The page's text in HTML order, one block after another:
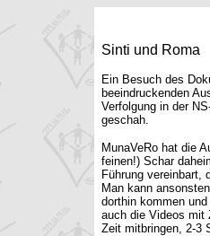
Sinti und Roma
Ein Besuch des
beeindruckenden
Verfolgung in der
geschah.
MunaVeRo hat die
feinen!) Schar
Führung vereinbart,
Man kann
dorthin kommen
auch die Videos mit
Zeit mitbringen, 2-3